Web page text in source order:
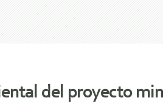
del proyecto